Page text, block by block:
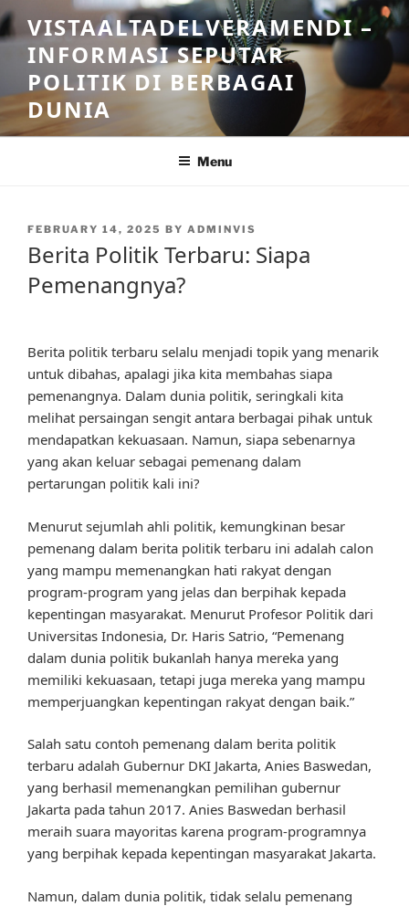
Skip
to
content
VISTAALTADELVERAMENDI –
INFORMASI SEPUTAR
POLITIK DI BERBAGAI
DUNIA
Menu
POSTED
FEBRUARY 14, 2025 BY ADMINVIS
Berita Politik Terbaru: Siapa
Pemenangnya?
Berita politik terbaru selalu menjadi topik yang menarik
untuk dibahas, apalagi jika kita membahas siapa
pemenangnya. Dalam dunia politik, seringkali kita
melihat persaingan sengit antara berbagai pihak untuk
mendapatkan kekuasaan. Namun, siapa sebenarnya
yang akan keluar sebagai pemenang dalam
pertarungan politik kali ini?
Menurut sejumlah ahli politik, kemungkinan besar
pemenang dalam berita politik terbaru ini adalah calon
yang mampu memenangkan hati rakyat dengan
program-program yang jelas dan berpihak kepada
kepentingan masyarakat. Menurut Profesor Politik dari
Universitas Indonesia, Dr. Haris Satrio, “Pemenang
dalam dunia politik bukanlah hanya mereka yang
memiliki kekuasaan, tetapi juga mereka yang mampu
memperjuangkan kepentingan rakyat dengan baik.”
Salah satu contoh pemenang dalam berita politik
terbaru adalah Gubernur DKI Jakarta, Anies Baswedan,
yang berhasil memenangkan pemilihan gubernur
Jakarta pada tahun 2017. Anies Baswedan berhasil
meraih suara mayoritas karena program-programnya
yang berpihak kepada kepentingan masyarakat Jakarta.
Namun, dalam dunia politik, tidak selalu pemenang